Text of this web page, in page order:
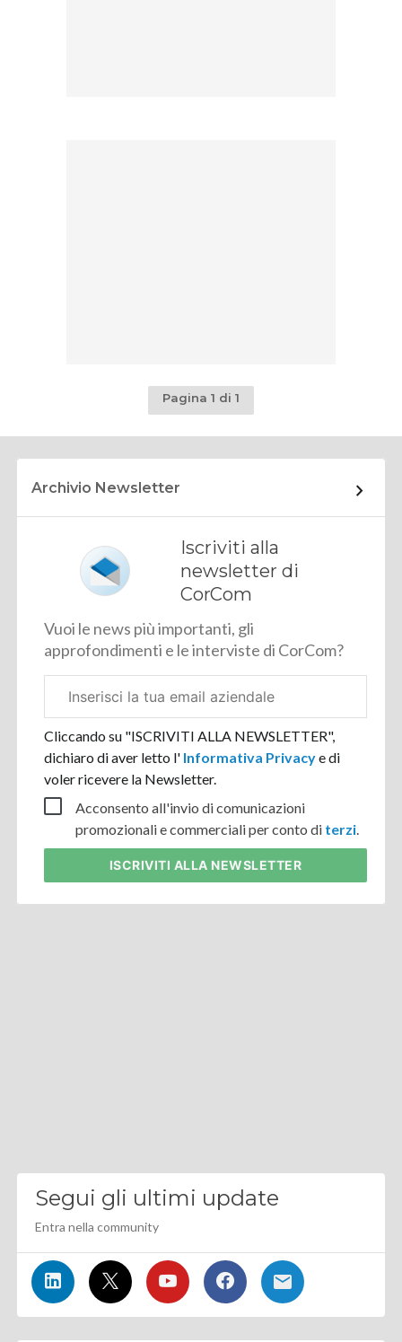
Pagina 1 di 1
Archivio Newsletter
Iscriviti alla
newsletter di
CorCom
Vuoi le news più importanti, gli
approfondimenti e le interviste di CorCom?
aziendale
Cliccando su "ISCRIVITI ALLA NEWSLETTER",
dichiaro di aver letto l' Informativa Privacye di
voler ricevere la Newsletter.
Acconsento all'invio di comunicazioni
promozionali e commerciali per conto di terzi.
ISCRIVITI ALLA NEWSLETTER
Segui gli ultimi update
Entra nella community